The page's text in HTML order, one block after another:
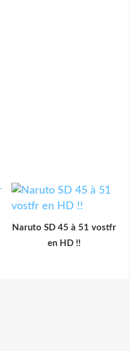
Naruto SD 45 à 51 vostfr
en HD !!